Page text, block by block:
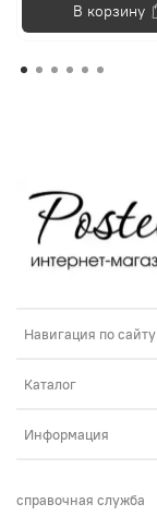
В корзину
Навигация по сайту
Каталог
Информация
справочная служба